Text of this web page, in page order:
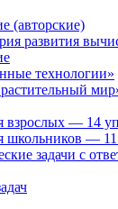
(авторские)
развития
технологии»
взрослых — 14
школьников —
задачи с